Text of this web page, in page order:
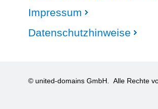
Impressum
Datenschutzhinweise
© united-domains GmbH. Alle Rechte